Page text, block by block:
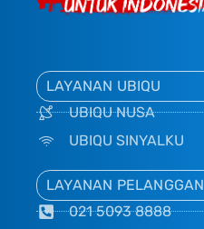
LAYANAN UBIQU
UBIQU NUSA
UBIQU SINYALKU
LAYANAN PELANGGAN
021 5093 8888